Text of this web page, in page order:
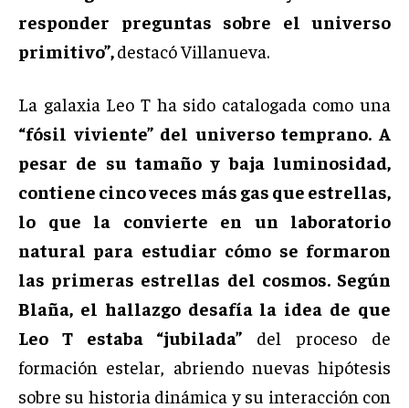
responder preguntas sobre el universo
primitivo”,destacó Villanueva.
La galaxia Leo T ha sido catalogada como una
“fósil viviente” del universo temprano. A
pesar de su tamaño y baja luminosidad,
contiene cinco veces más gas que estrellas,
lo que la convierte en un laboratorio
natural para estudiar cómo se formaron
las primeras estrellas del cosmos. Según
Blaña, el hallazgo desafía la idea de que
Leo T estaba “jubilada” del proceso de
formación estelar, abriendo nuevas hipótesis
sobre su historia dinámica y su interacción con